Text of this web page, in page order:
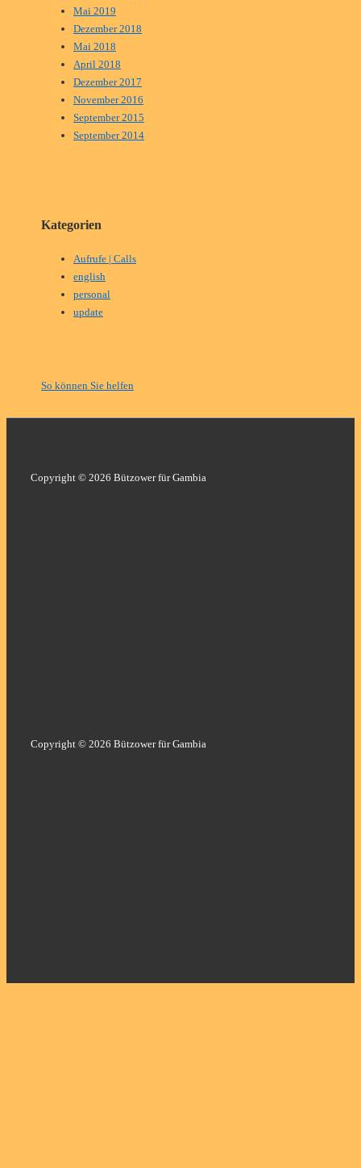
Mai 2019
Dezember 2018
Mai 2018
April 2018
Dezember 2017
November 2016
September 2015
September 2014
Kategorien
Aufrufe | Calls
english
personal
update
So können Sie helfen
Copyright © 2026 Bützower für Gambia
Copyright © 2026 Bützower für Gambia